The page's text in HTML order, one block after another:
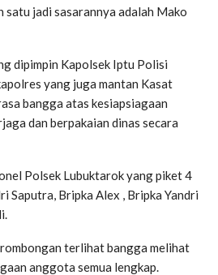
satu jadi sasarannya adalah Mako
dipimpin Kapolsek Iptu Polisi
yang juga mantan Kasat
bangga atas kesiapsiagaan
dan berpakaian dinas secara
Polsek Lubuktarok yang piket 4
Saputra, Bripka Alex , Bripka Yandri
terlihat bangga melihat
anggota semua lengkap.